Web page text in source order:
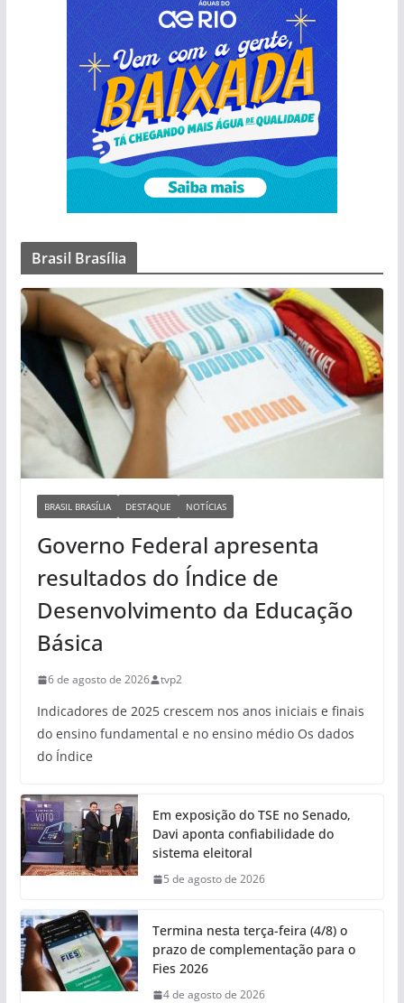
Brasil Brasília
BRASIL BRASÍLIA DESTAQUE NOTÍCIAS
Governo Federal apresenta
resultados do Índice de
Desenvolvimento da Educação
Básica
6 de agosto de 2026 tvp2
Indicadores de 2025 crescem nos anos iniciais e finais
do ensino fundamental e no ensino médio Os dados
do Índice
Em exposição do TSE no Senado,
Davi aponta confiabilidade do
sistema eleitoral
5 de agosto de 2026
Termina nesta terça-feira (4/8) o
prazo de complementação para o
Fies 2026
4 de agosto de 2026